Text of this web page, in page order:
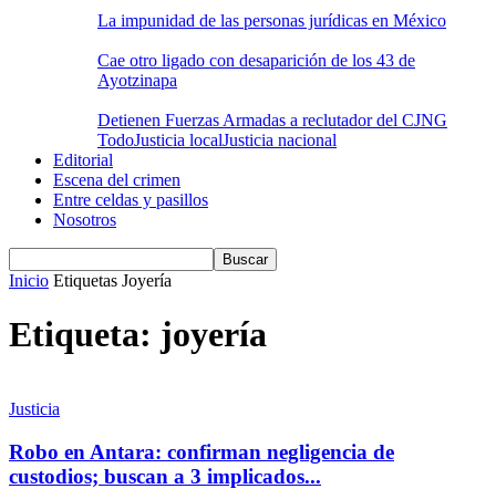
La impunidad de las personas jurídicas en México
Cae otro ligado con desaparición de los 43 de
Ayotzinapa
Detienen Fuerzas Armadas a reclutador del CJNG
TodoJusticia localJusticia nacional
Editorial
Escena del crimen
Entre celdas y pasillos
Nosotros
Inicio Etiquetas Joyería
Etiqueta: joyería
Justicia
Robo en Antara: confirman negligencia de
custodios; buscan a 3 implicados...